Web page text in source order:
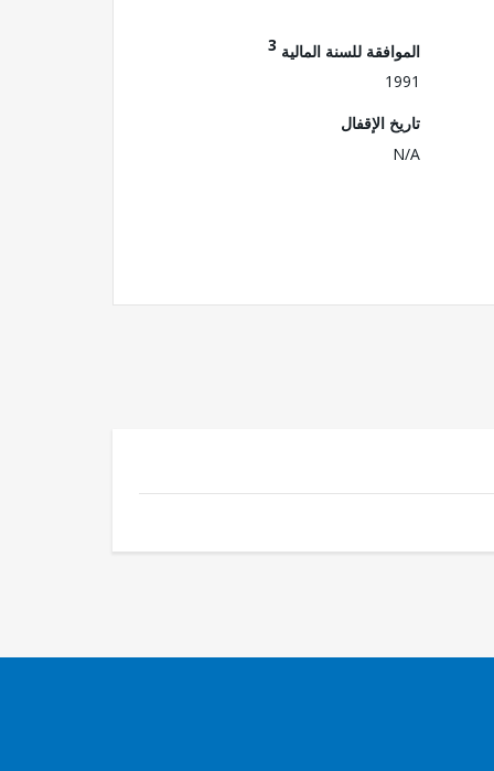
الموافقة للسنة المالية 3
1991
تاريخ الإقفال
N/A